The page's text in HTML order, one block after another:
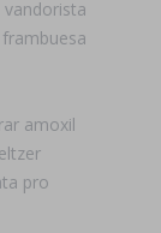
amoxil
pro